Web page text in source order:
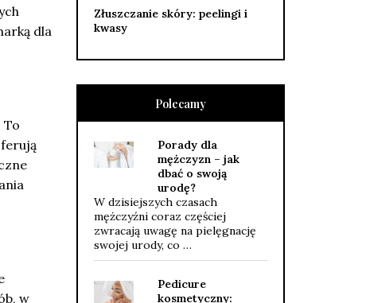
dla
To
w
Złuszczanie skóry: peelingi i
kwasy
Polecamy
Porady dla
mężczyzn – jak
dbać o swoją
urodę?
W dzisiejszych czasach
mężczyźni coraz częściej
zwracają uwagę na pielęgnację
swojej urody, co …
Pedicure
kosmetyczny: